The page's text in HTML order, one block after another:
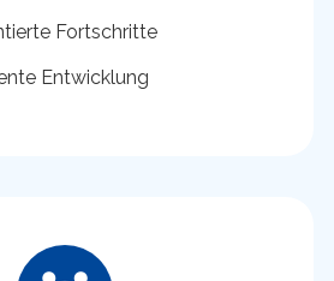
Fortschritte
Entwicklung